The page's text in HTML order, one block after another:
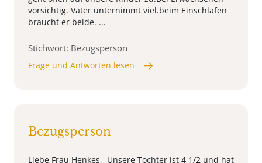
vorsichtig. Vater unternimmt viel.beim Einschlafen
braucht er beide. ...
Stichwort: Bezugsperson
Frage und Antworten lesen
Bezugsperson
Liebe Frau Henkes, Unsere Tochter ist 4 1/2 und hat